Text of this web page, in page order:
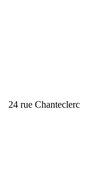
24 rue Chanteclerc